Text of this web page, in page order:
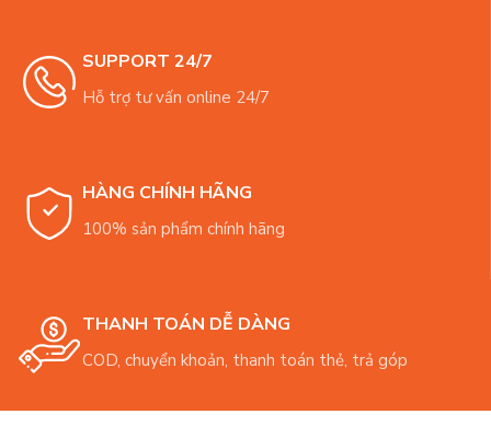
SUPPORT 24/7
Hỗ trợ tư vấn online 24/7
HÀNG CHÍNH HÃNG
100% sản phẩm chính hãng
THANH TOÁN DỄ DÀNG
COD, chuyển khoản, thanh toán thẻ, trả góp